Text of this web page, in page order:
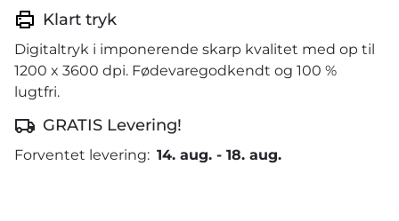
Klart tryk
Digitaltryk i imponerende skarp kvalitet med op til
1200 x 3600 dpi. Fødevaregodkendt og 100 %
lugtfri.
GRATIS Levering!
Forventet levering: 14. aug. - 18. aug.